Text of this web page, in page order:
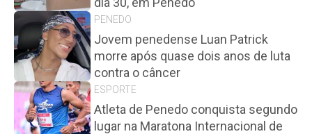
PENEDO
Jovem penedense Luan Patrick
morre após quase dois anos de luta
contra o câncer
ESPORTE
Atleta de Penedo conquista segundo
lugar na Maratona Internacional de